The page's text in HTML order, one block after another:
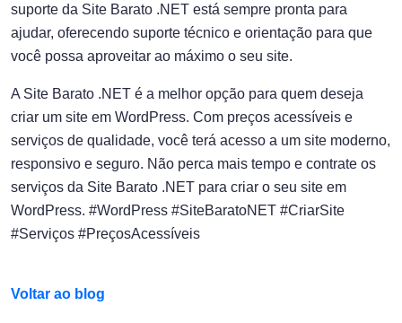
suporte da Site Barato .NET está sempre pronta para
ajudar, oferecendo suporte técnico e orientação para que
você possa aproveitar ao máximo o seu site.
A Site Barato .NET é a melhor opção para quem deseja
criar um site em WordPress. Com preços acessíveis e
serviços de qualidade, você terá acesso a um site moderno,
responsivo e seguro. Não perca mais tempo e contrate os
serviços da Site Barato .NET para criar o seu site em
WordPress. #WordPress #SiteBaratoNET #CriarSite
#Serviços #PreçosAcessíveis
Voltar ao blog